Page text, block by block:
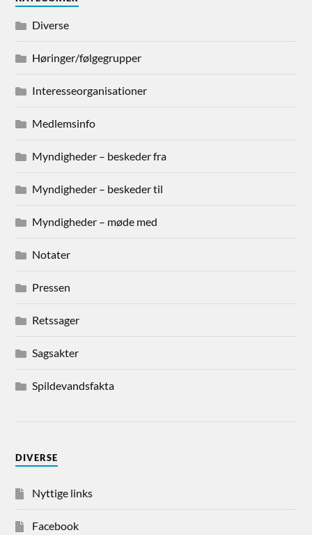
Diverse
Høringer/følgegrupper
Interesseorganisationer
Medlemsinfo
Myndigheder – beskeder fra
Myndigheder – beskeder til
Myndigheder – møde med
Notater
Pressen
Retssager
Sagsakter
Spildevandsfakta
DIVERSE
Nyttige links
Facebook